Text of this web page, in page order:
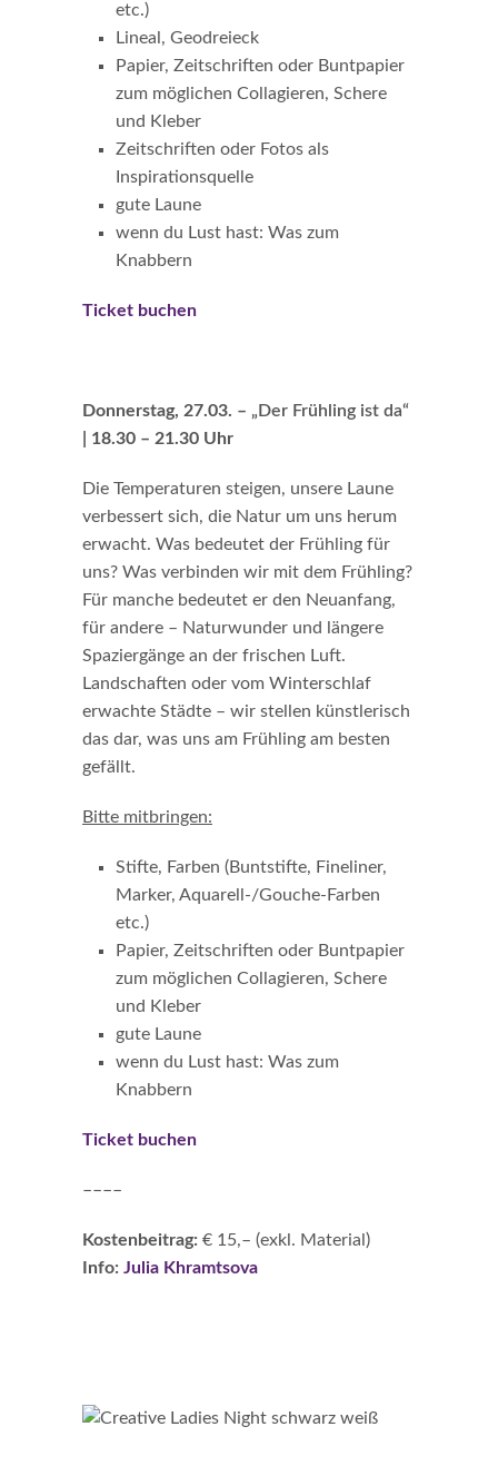
etc.)
Lineal, Geodreieck
Papier, Zeitschriften oder Buntpapier
zum möglichen Collagieren, Schere
und Kleber
Zeitschriften oder Fotos als
Inspirationsquelle
gute Laune
wenn du Lust hast: Was zum
Knabbern
Ticket buchen
Donnerstag, 27.03. – „Der Frühling ist da“
| 18.30 – 21.30 Uhr
Die Temperaturen steigen, unsere Laune
verbessert sich, die Natur um uns herum
erwacht. Was bedeutet der Frühling für
uns? Was verbinden wir mit dem Frühling?
Für manche bedeutet er den Neuanfang,
für andere – Naturwunder und längere
Spaziergänge an der frischen Luft.
Landschaften oder vom Winterschlaf
erwachte Städte – wir stellen künstlerisch
das dar, was uns am Frühling am besten
gefällt.
Bitte mitbringen:
Stifte, Farben (Buntstifte, Fineliner,
Marker, Aquarell-/Gouche-Farben
etc.)
Papier, Zeitschriften oder Buntpapier
zum möglichen Collagieren, Schere
und Kleber
gute Laune
wenn du Lust hast: Was zum
Knabbern
Ticket buchen
––––
Kostenbeitrag: € 15,– (exkl. Material)
Info: Julia Khramtsova